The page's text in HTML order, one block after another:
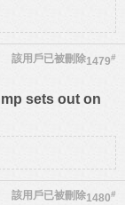
1479#
該用戶已被刪除
sets out on
1480#
該用戶已被刪除